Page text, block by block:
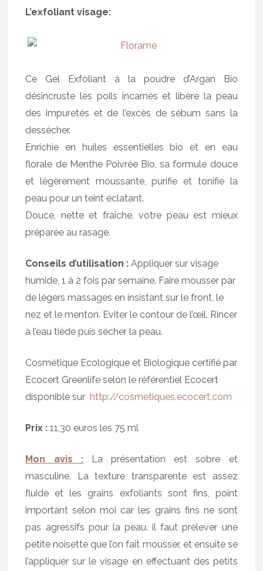
L’exfoliant visage:
Ce Gel Exfoliant à la poudre d’Argan Bio
désincruste les poils incarnés et libère la peau
des impuretés et de l’excès de sébum sans la
dessécher.
Enrichie en huiles essentielles bio et en eau
florale de Menthe Poivrée Bio, sa formule douce
et légèrement moussante, purifie et tonifie la
peau pour un teint éclatant.
Douce, nette et fraîche, votre peau est mieux
préparée au rasage.
Conseils d’utilisation : Appliquer sur visage
humide, 1 à 2 fois par semaine. Faire mousser par
de légers massages en insistant sur le front, le
nez et le menton. Eviter le contour de l’œil. Rincer
à l’eau tiède puis sécher la peau.
Cosmétique Ecologique et Biologique certifié par
Ecocert Greenlife selon le référentiel Ecocert
disponible sur http://cosmetiques.ecocert.com
Prix : 11,30 euros les 75 ml
Mon avis :La présentation est sobre et
masculine. La texture transparente est assez
fluide et les grains exfoliants sont fins, point
important selon moi car les grains fins ne sont
pas agressifs pour la peau. il faut prélever une
petite noisette que l’on fait mousser, et ensuite se
l’appliquer sur le visage en effectuant des petits